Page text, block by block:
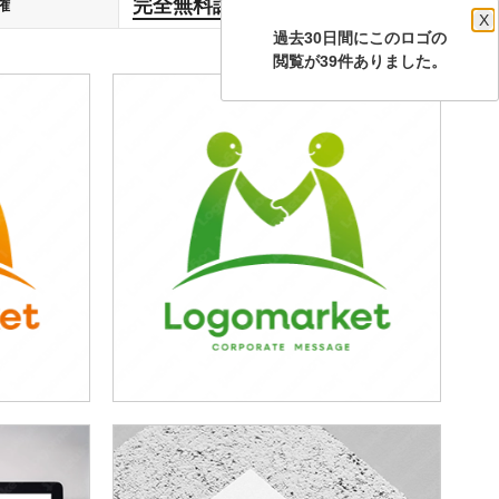
過去30日間にこのロゴの
X
閲覧が39件ありました。